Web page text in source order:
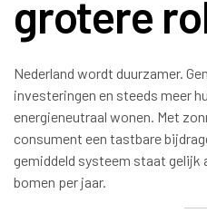
grotere
Nederland wordt duurzamer.
investeringen en steeds meer
energieneutraal wonen. Met
consument een tastbare
gemiddeld systeem staat gelijk
bomen per jaar.